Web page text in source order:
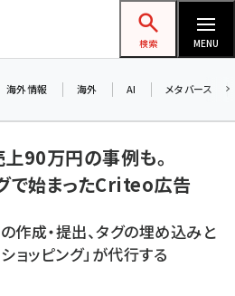
ショップ担当者フォーラム
検索 MENU
海外情報 海外 AI メタバース
90万円の事例も。
で始まったCriteo広告
作成・提出、タグの埋め込みと
ョッピング」が代行する